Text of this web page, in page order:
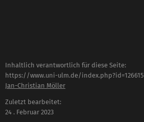
Inhaltlich verantwortlich für diese Seite:
https://www.uni-ulm.de/index.php?id=126615
Jan-Christian Möller
Zuletzt bearbeitet:
24 . Februar 2023